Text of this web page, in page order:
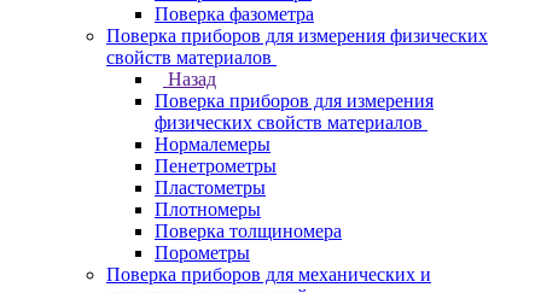
Поверка фазометра
Поверка приборов для измерения физических
свойств материалов
Назад
Поверка приборов для измерения
физических свойств материалов
Нормалемеры
Пенетрометры
Пластометры
Плотномеры
Поверка толщиномера
Порометры
Поверка приборов для механических и